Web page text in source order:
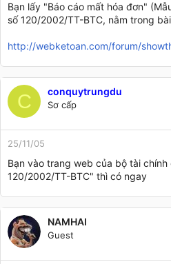
Bạn lấy "Báo cáo mất hóa đơn"
số 120/2002/TT-BTC, nằm trong
http://webketoan.com/forum/
C conquytrungdu
Sơ cấp
25/11/05
Bạn vào trang web của bộ tài
120/2002/TT-BTC" thì có ngay
NAMHAI
Guest